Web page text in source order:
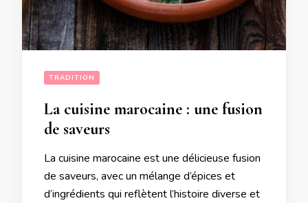
TRADITION
La cuisine marocaine : une fusion
de saveurs
La cuisine marocaine est une délicieuse fusion
de saveurs, avec un mélange d’épices et
d’ingrédients qui reflètent l’histoire diverse et